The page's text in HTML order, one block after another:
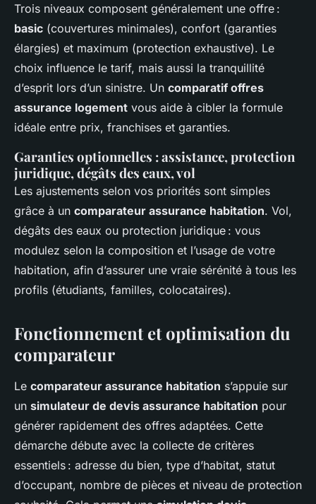
Trois niveaux composent généralement une offre :
basic (couvertures minimales), confort (garanties
élargies) et maximum (protection exhaustive). Le
choix influence le tarif, mais aussi la tranquillité
d’esprit lors d’un sinistre. Un comparatif offres
assurance logement vous aide à cibler la formule
idéale entre prix, franchises et garanties.
Garanties optionnelles : assistance, protection
juridique, dégâts des eaux, vol
Les ajustements selon vos priorités sont simples
grâce à un comparateur assurance habitation. Vol,
dégâts des eaux ou protection juridique : vous
modulez selon la composition et l’usage de votre
habitation, afin d’assurer une vraie sérénité à tous les
profils (étudiants, familles, colocataires).
Fonctionnement et optimisation du
comparateur
Le comparateur assurance habitation s’appuie sur
un simulateur de devis assurance habitation pour
générer rapidement des offres adaptées. Cette
démarche débute avec la collecte de critères
essentiels : adresse du bien, type d’habitat, statut
d’occupant, nombre de pièces et niveau de protection